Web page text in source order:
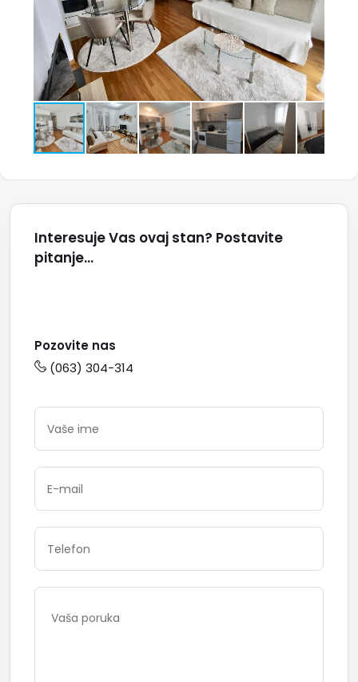
Interesuje Vas ovaj stan? Postavite
pitanje...
Pozovite nas
(063) 304-314